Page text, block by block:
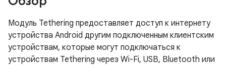
Модуль Tethering предоставляет доступ к интернету
устройства Android другим подключенным клиентским
устройствам, которые могут подключаться к
устройствам Tethering через Wi-Fi, USB, Bluetooth или